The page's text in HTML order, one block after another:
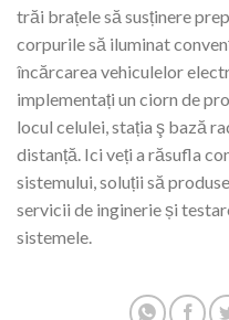
trăi brațele să susținere
corpurile să iluminat
încărcarea vehiculelor
implementați un ciorn de
locul celulei, stația ş bază
distanță. Ici veți a răsufla
sistemului, soluții să
servicii de inginerie și
sistemele.